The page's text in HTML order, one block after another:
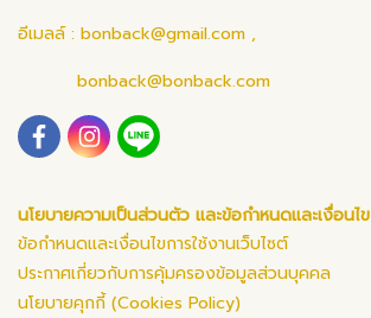
อีเมลล์ : bonback@gmail.com ,
bonback@bonback.com
นโยบายความเป็นส่วนตัว และข้อกำหนดและเงื่อนไข
ข้อกำหนดและเงื่อนไขการใช้งานเว็บไซต์
ประกาศเกี่ยวกับการคุ้มครองข้อมูลส่วนบุคคล
นโยบายคุกกี้ (Cookies Policy)